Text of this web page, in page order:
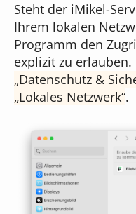
Steht der iMikel-
Ihrem lokalen
Programm den
explizit zu
Datenschutz &
Lokales Netzwerk .